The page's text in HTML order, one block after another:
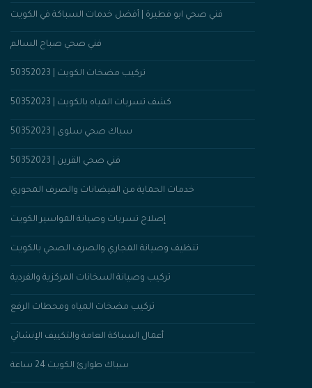
فني صحي ابو فطيرة | أفضل خدمات السباكة في الكويت
فني صحي صباح السالم
تركيب مضخات الكويت | 50352023
كشف تسربات المياه بالكويت | 50352023
سباك صحي سلوى | 50352023
فني صحي القرين | 50352023
خدمات الحماية من الفيضانات والصرف المحوري
إصلاح تسربات وصيانة المواسير الكويت
تنظيف وصيانة المجاري والصرف الصحي بالكويت
تركيب وصيانة السخانات المركزية والفردية
تركيب مضخات المياه ومحطات الرفع
أعمال السباكة العامة والتكييف الإنشائي
سباك طوارئ الكويت 24 ساعة